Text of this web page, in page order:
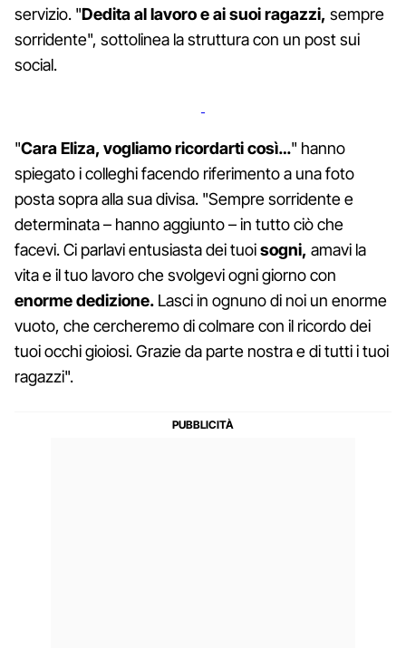
servizio. "Dedita al lavoro e ai suoi ragazzi, sempre
sorridente", sottolinea la struttura con un post sui
social.
"Cara Eliza, vogliamo ricordarti così…" hanno
spiegato i colleghi facendo riferimento a una foto
posta sopra alla sua divisa. "Sempre sorridente e
determinata – hanno aggiunto – in tutto ciò che
facevi. Ci parlavi entusiasta dei tuoisogni, amavi la
vita e il tuo lavoro che svolgevi ogni giorno con
enorme dedizione. Lasci in ognuno di noi un enorme
vuoto, che cercheremo di colmare con il ricordo dei
tuoi occhi gioiosi. Grazie da parte nostra e di tutti i tuoi
ragazzi".